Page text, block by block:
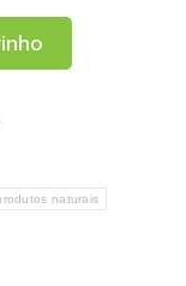
naturais